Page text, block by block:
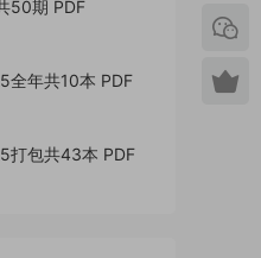
50期 PDF
全年共10本 PDF
打包共43本 PDF